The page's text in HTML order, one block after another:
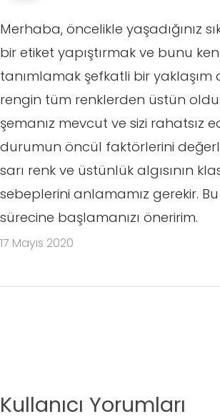
Merhaba, öncelikle yaşadığınız
bir etiket yapıştırmak ve bunu
tanımlamak şefkatli bir yaklaşım
rengin tüm renklerden üstün
şemanız mevcut ve sizi rahatsız
durumun öncül faktörlerini
sarı renk ve üstünlük algısının
sebeplerini anlamamız gerekir.
sürecine başlamanızı öneririm.
17 Mayıs 2020
Kullanıcı Yorumları